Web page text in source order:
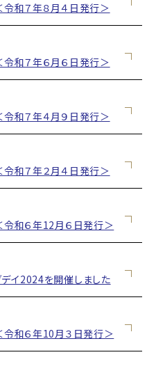
和７年８月４日発行＞
和７年６月６日発行＞
和７年４月９日発行＞
和７年２月４日発行＞
和６年12月６日発行＞
イ2024を開催しました
和６年10月３日発行＞